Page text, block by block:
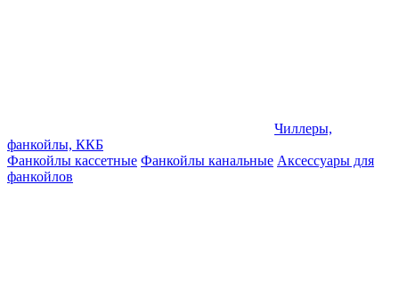
Чиллеры,
фанкойлы, ККБ
Фанкойлы кассетные Фанкойлы канальные Аксессуары для
фанкойлов